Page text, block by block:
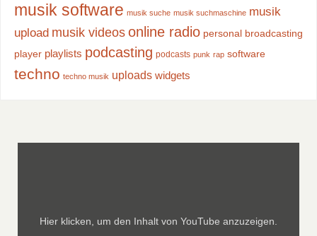
musik software musik suche musik suchmaschine musik
upload musik videos online radio personal broadcasting
player playlists podcasting podcasts punk rap software
techno techno musik uploads widgets
Hier klicken, um den Inhalt von YouTube anzuzeigen.